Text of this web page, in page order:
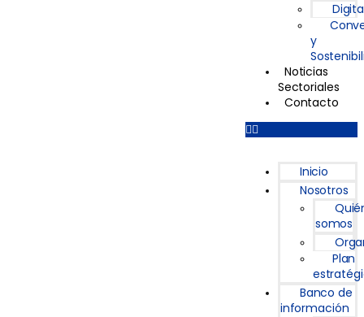
y
Noticias
Sectoriales
Contacto
Inicio
Nosotros
somos
Plan
Banco de
información